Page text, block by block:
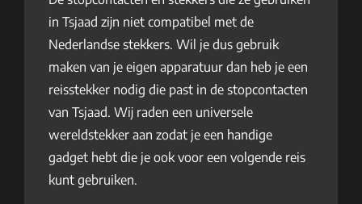
in Tsjaad zijn niet compatibel met de
Nederlandse stekkers. Wil je dus gebruik
maken van je eigen apparatuur dan heb je een
reisstekker nodig die past in de stopcontacten
van Tsjaad. Wij raden een universele
wereldstekker aan zodat je een handige
gadget hebt die je ook voor een volgende reis
kunt gebruiken.